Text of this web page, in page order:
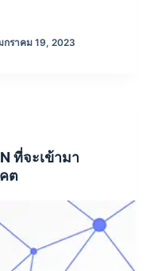
กราคม 19, 2023
ที่จะเข้ามา
ต